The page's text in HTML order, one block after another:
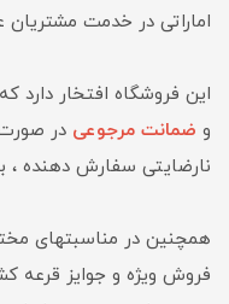
اماراتی در خدمت مشتریان
این فروشگاه افتخار دارد
و ضمانت مرجوعی در
نارضایتی سفارش دهنده ،
همچنین در مناسبتهای
فروش ویژه و جوایز قرعه